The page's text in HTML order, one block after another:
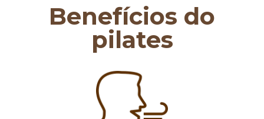
Benefícios do
pilates